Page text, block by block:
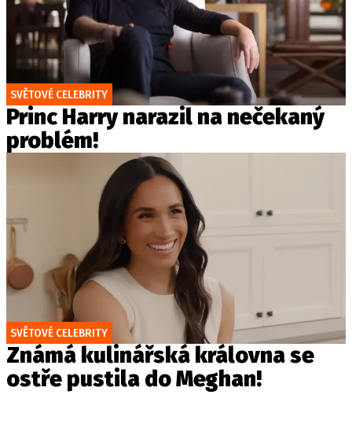
SVĚTOVÉ CELEBRITY
Princ Harry narazil na nečekaný
problém!
SVĚTOVÉ CELEBRITY
Známá kulinářská královna se
ostře pustila do Meghan!